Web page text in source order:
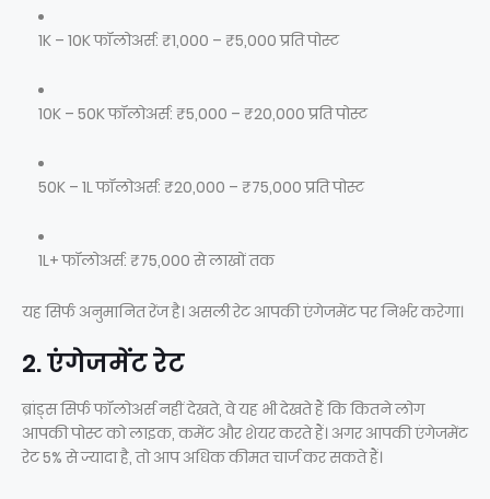
1K – 10K फॉलोअर्स: ₹1,000 – ₹5,000 प्रति पोस्ट
10K – 50K फॉलोअर्स: ₹5,000 – ₹20,000 प्रति पोस्ट
50K – 1L फॉलोअर्स: ₹20,000 – ₹75,000 प्रति पोस्ट
1L+ फॉलोअर्स: ₹75,000 से लाखों तक
यह सिर्फ अनुमानित रेंज है। असली रेट आपकी एंगेजमेंट पर निर्भर करेगा।
2. एंगेजमेंट रेट
ब्रांड्स सिर्फ फॉलोअर्स नहीं देखते, वे यह भी देखते हैं कि कितने लोग
आपकी पोस्ट को लाइक, कमेंट और शेयर करते हैं। अगर आपकी एंगेजमेंट
रेट 5% से ज्यादा है, तो आप अधिक कीमत चार्ज कर सकते हैं।